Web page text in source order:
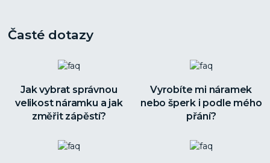
Časté dotazy
Jak vybrat správnou
velikost náramku a jak
změřit zápěstí?
Vyrobíte mi náramek
nebo šperk i podle mého
přání?